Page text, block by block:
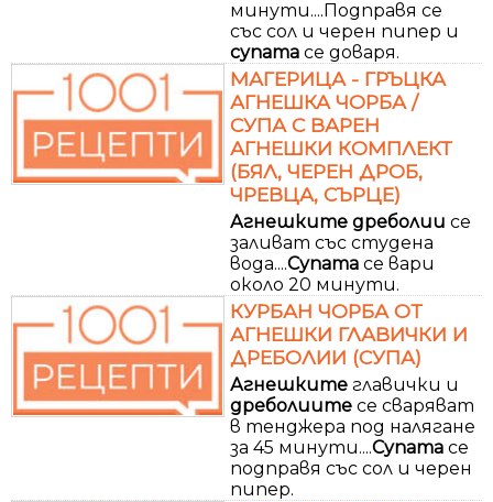
минути....Подправя се
със сол и черен пипер и
супата се доваря.
МАГЕРИЦА - ГРЪЦКА
АГНЕШКА ЧОРБА /
СУПА С ВАРЕН
АГНЕШКИ КОМПЛЕКТ
(БЯЛ, ЧЕРЕН ДРОБ,
ЧРЕВЦА, СЪРЦЕ)
Агнешките дреболии се
заливат със студена
вода....Супата се вари
около 20 минути.
КУРБАН ЧОРБА ОТ
АГНЕШКИ ГЛАВИЧКИ И
ДРЕБОЛИИ (СУПА)
Агнешките главички и
дреболиите се сваряват
в тенджера под налягане
за 45 минути....Супата се
подправя със сол и черен
пипер.